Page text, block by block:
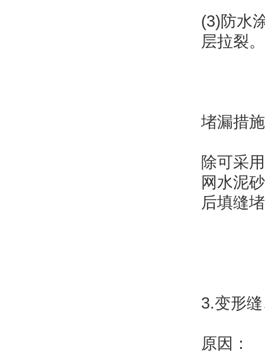
(3)防水
层拉裂。
堵漏措
除可采
网水泥
后填缝
3.变形
原因：